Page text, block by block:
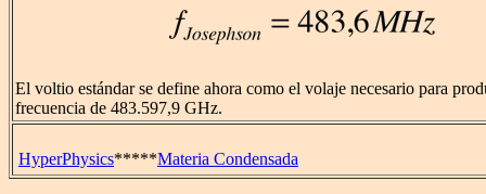
El voltio estándar se define ahora como el volaje necesario para
frecuencia de 483.597,9 GHz.
HyperPhysics*****Materia Condensada